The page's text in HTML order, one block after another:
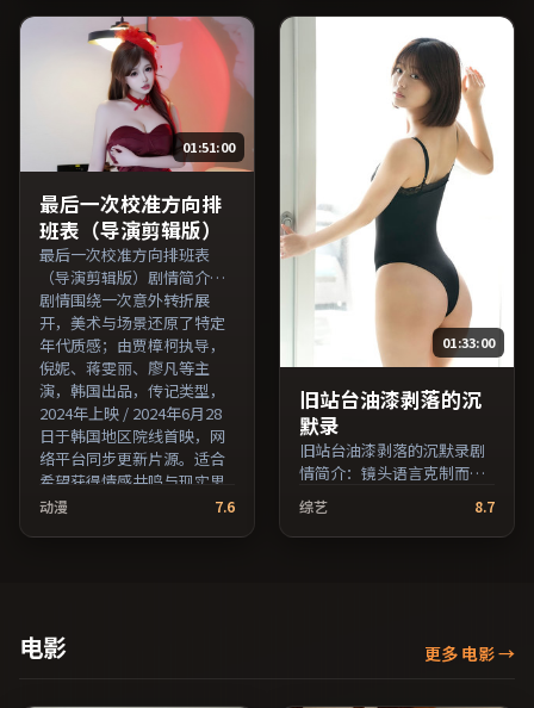
马修·麦康纳、提莫西·查
拉梅等主演，中国台湾出
品，爱情类型，2016年上映
/ 2016年2月16日于中国台湾
地区院线首映，网络平台同
步更新片源。整体观感沉稳
耐看，适合反复品味台词与
镜头。（国产影视资源大全
免费条目索引，支持片名与
演员交叉检索。）
雯丽、雷佳音、凯特·布兰
切特等主演，美国出品，喜
剧类型，2018年上映 / 2018
年3月21日于美国地区院线首
映，网络平台同步更新片
源。在网络平台播放时建议
开启高清画质以获得更佳细
节。（国产影视资源大全免
费条目索引，支持片名与演
员交叉检索。）
01:51:00
最后一次校准方向排
班表（导演剪辑版）
最后一次校准方向排班表
（导演剪辑版）剧情简介：
剧情围绕一次意外转折展
开，美术与场景还原了特定
年代质感；由贾樟柯执导，
倪妮、蒋雯丽、廖凡等主
演，韩国出品，传记类型，
2024年上映 / 2024年6月28
日于韩国地区院线首映，网
络平台同步更新片源。适合
希望获得情感共鸣与现实思
考的观众在线高清观看。
动漫 7.6
01:33:00
旧站台油漆剥落的沉
默录
旧站台油漆剥落的沉默录剧
情简介：镜头语言克制而富
有张力，剪辑节奏贴合人物
心理的起伏；由张艾嘉执
导，李秉宪、易烊千玺、王
步更新片源。推荐给喜爱现
综艺 8.7
电影 更多 电影→